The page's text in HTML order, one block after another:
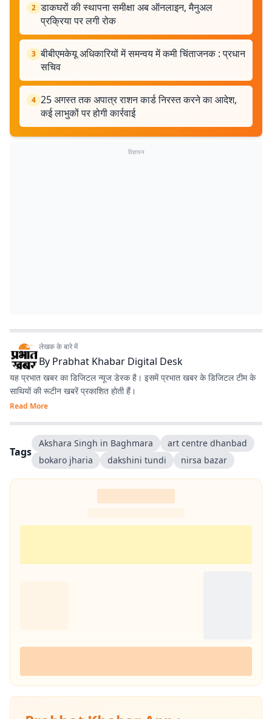
2 डाकघरों की स्थापना समीक्षा अब ऑनलाइन, मैनुअल
प्रक्रिया पर लगी रोक
3 बीबीएमकेयू अधिकारियों में समन्वय में कमी चिंताजनक : प्रधान
सचिव
4 25 अगस्त तक अपात्र राशन कार्ड निरस्त करने का आदेश,
कई लाभुकों पर होगी कार्रवाई
विज्ञापन
लेखक के बारे में
By Prabhat Khabar Digital Desk
यह प्रभात खबर का डिजिटल न्यूज डेस्क है। इसमें प्रभात खबर के डिजिटल टीम के
साथियों की रूटीन खबरें प्रकाशित होती हैं।
Read More
Tags
Akshara Singh in Baghmara
art centre dhanbad
bokaro jharia
dakshini tundi nirsa bazar